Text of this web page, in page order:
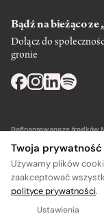
Bądź na bieżąco ze
Dołącz do
gronie
Dofinansowano ze
Wydawca: SIW Znak w
Twoja prywatność
Używamy plików
zaakceptować
polityce prywatności.
Ustawienia